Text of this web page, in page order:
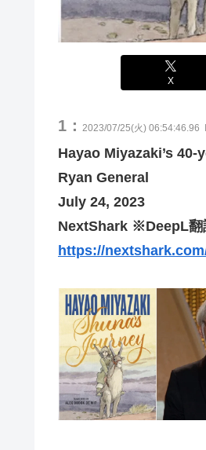
X
1： 2023/07/25(火) 06:54:46.96
Hayao Miyazaki’s
Ryan General
July 24, 2023
NextShark ※DeepL翻
https://